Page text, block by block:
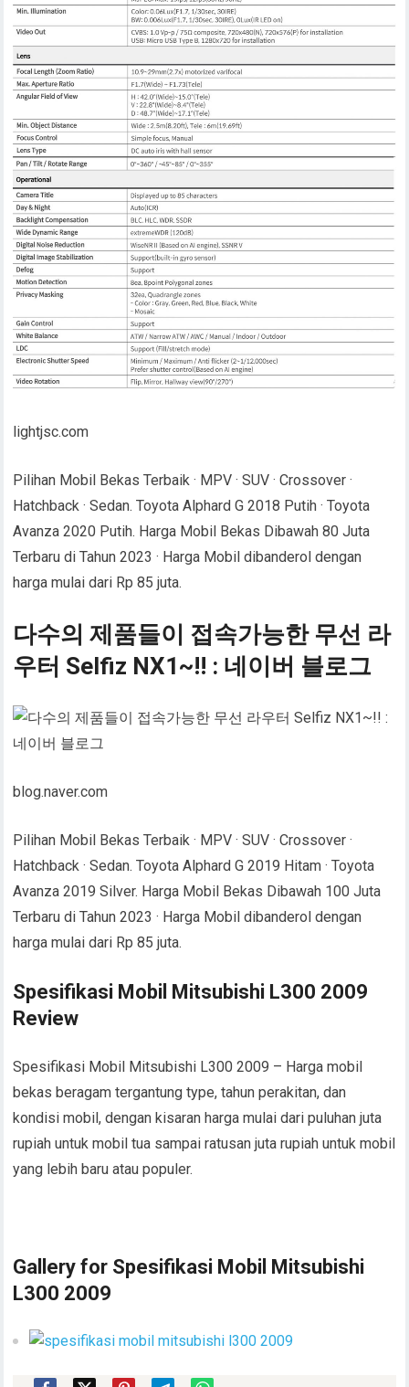
lightjsc.com
Pilihan Mobil Bekas Terbaik · MPV · SUV · Crossover ·
Hatchback · Sedan. Toyota Alphard G 2018 Putih · Toyota
Avanza 2020 Putih. Harga Mobil Bekas Dibawah 80 Juta
Terbaru di Tahun 2023 · Harga Mobil dibanderol dengan
harga mulai dari Rp 85 juta.
다수의 제품들이 접속가능한 무선 라
우터 Selfiz NX1~!! : 네이버 블로그
blog.naver.com
Pilihan Mobil Bekas Terbaik · MPV · SUV · Crossover ·
Hatchback · Sedan. Toyota Alphard G 2019 Hitam · Toyota
Avanza 2019 Silver. Harga Mobil Bekas Dibawah 100 Juta
Terbaru di Tahun 2023 · Harga Mobil dibanderol dengan
harga mulai dari Rp 85 juta.
Spesifikasi Mobil Mitsubishi L300 2009
Review
Spesifikasi Mobil Mitsubishi L300 2009 – Harga mobil
bekas beragam tergantung type, tahun perakitan, dan
kondisi mobil, dengan kisaran harga mulai dari puluhan juta
rupiah untuk mobil tua sampai ratusan juta rupiah untuk mobil
yang lebih baru atau populer.
Gallery for Spesifikasi Mobil Mitsubishi
L300 2009